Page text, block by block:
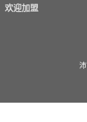
欢迎加盟